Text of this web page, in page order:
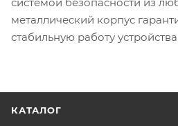
металлический корпус
стабильную работу
КАТАЛОГ